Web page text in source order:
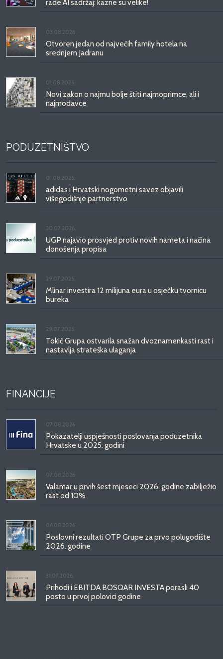
rade AI sadržaj: kazne su velike!
03.08.2026.
Otvoren jedan od najvećih family hotela na
srednjem Jadranu
01.08.2026.
Novi zakon o najmu bolje štiti najmoprimce, ali i
najmodavce
PODUZETNIŠTVO
01.08.2026.
adidas i Hrvatski nogometni savez objavili
višegodišnje partnerstvo
30.07.2026.
UGP najavio prosvjed protiv novih nameta i načina
donošenja propisa
29.07.2026.
Mlinar investira 12 milijuna eura u osječku tvornicu
bureka
29.07.2026.
Tokić Grupa ostvarila snažan dvoznamenkasti rast i
nastavlja strateška ulaganja
FINANCIJE
07.08.2026.
Pokazatelji uspješnosti poslovanja poduzetnika
Hrvatske u 2025. godini
07.08.2026.
Valamar u prvih šest mjeseci 2026. godine zabilježio
rast od 10%
06.08.2026.
Poslovni rezultati OTP Grupe za prvo polugodište
2026. godine
31.07.2026.
Prihodi i EBITDA BOSQAR INVESTA porasli 40
posto u prvoj polovici godine